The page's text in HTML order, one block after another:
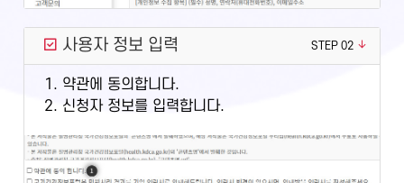
사용자 정보 입력 STEP 02
1. 약관에 동의합니다.
2. 신청자 정보를 입력합니다.